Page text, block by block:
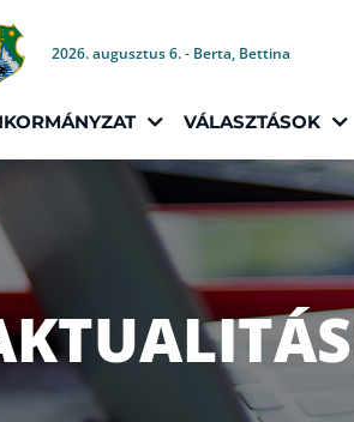
2026. augusztus 6. - Berta, Bettina
VÁLASZTÁSOK